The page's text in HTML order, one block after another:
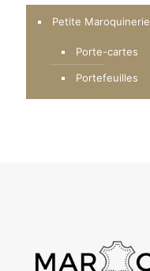
Petite Maroquinerie
Porte-cartes
Portefeuilles